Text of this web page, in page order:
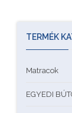
TERMÉK
Matracok
EGYEDI